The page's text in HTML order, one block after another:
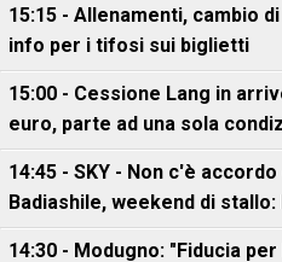
15:15 - Allenamenti, cambio
info per i tifosi sui biglietti
15:00 - Cessione Lang in
euro, parte ad una sola
14:45 - SKY - Non c'è
Badiashile, weekend di
14:30 - Modugno: "Fiducia